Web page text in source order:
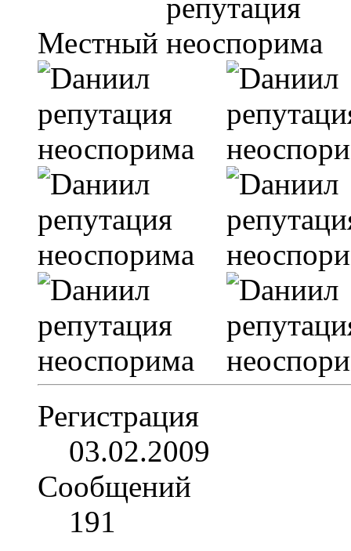
Местный
Регистрация
03.02.2009
Сообщений
191